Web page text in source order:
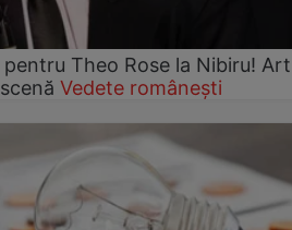
Theo Rose la Nibiru!
Vedete românești